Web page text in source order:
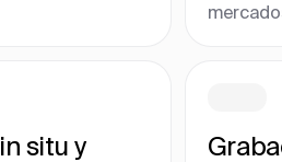
situ y